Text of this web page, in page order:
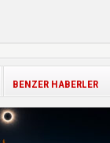
BENZER HABERLER